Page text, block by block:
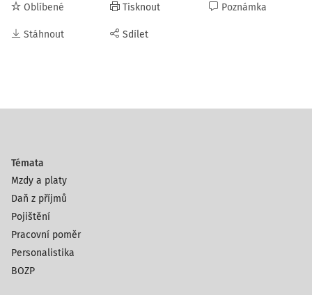
Oblíbené
Stáhnout
Tisknout
Sdílet
Poznámka
Témata
Mzdy a platy
Daň z příjmů
Pojištění
Pracovní poměr
Personalistika
BOZP